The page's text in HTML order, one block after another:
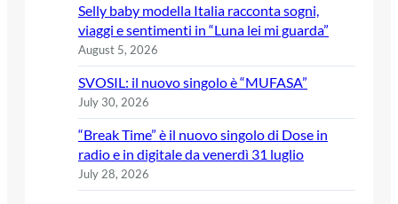
Selly baby modella Italia racconta sogni,
viaggi e sentimenti in “Luna lei mi guarda”
August 5, 2026
SVOSIL: il nuovo singolo è “MUFASA”
July 30, 2026
“Break Time” è il nuovo singolo di Dose in
radio e in digitale da venerdì 31 luglio
July 28, 2026